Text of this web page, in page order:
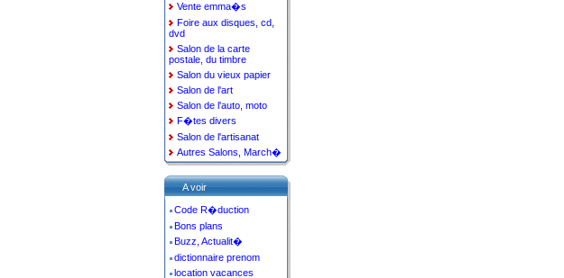
Vente emma�s
Foire aux disques, cd,
dvd
Salon de la carte
postale, du timbre
Salon du vieux papier
Salon de l'art
Salon de l'auto, moto
F�tes divers
Salon de l'artisanat
Autres Salons, March�
A voir
Code R�duction
Bons plans
Buzz, Actualit�
dictionnaire prenom
location vacances